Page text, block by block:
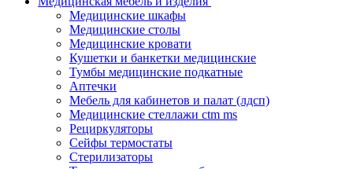
Медицинские шкафы
Медицинские столы
Медицинские кровати
Кушетки и банкетки медицинские
Тумбы медицинские подкатные
Аптечки
Мебель для кабинетов и палат (лдсп)
Медицинские стеллажи ctm ms
Рециркуляторы
Сейфы термостаты
Стерилизаторы